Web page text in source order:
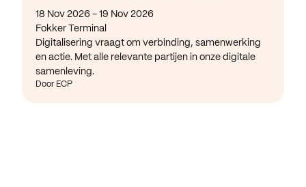
18 Nov 2026 - 19 Nov 2026
Fokker Terminal
Digitalisering vraagt om verbinding, samenwerking
en actie. Met alle relevante partijen in onze digitale
samenleving.
Door ECP